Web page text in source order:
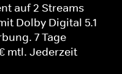
auf 2 Streams
Dolby Digital 5.1
7 Tage
mtl. Jederzeit